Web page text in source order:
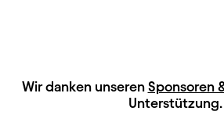
HAUPTSPONSOREN
Wir danken unseren Sponsoren
Unterstützung.